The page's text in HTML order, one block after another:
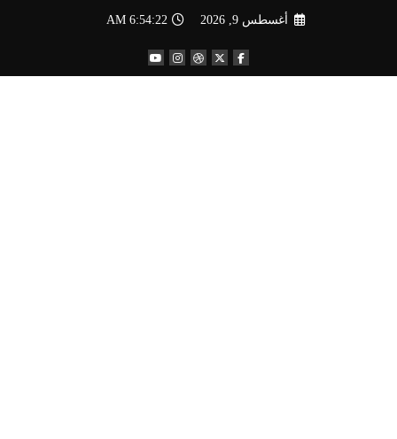
أغسطس 9, 2026 6:54:23 AM